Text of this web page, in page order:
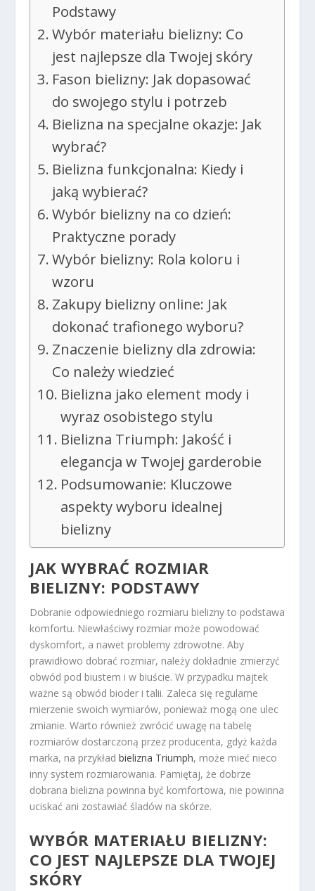
Podstawy
Wybór materiału bielizny: Co
jest najlepsze dla Twojej skóry
Fason bielizny: Jak dopasować
do swojego stylu i potrzeb
Bielizna na specjalne okazje: Jak
wybrać?
Bielizna funkcjonalna: Kiedy i
jaką wybierać?
Wybór bielizny na co dzień:
Praktyczne porady
Wybór bielizny: Rola koloru i
wzoru
Zakupy bielizny online: Jak
dokonać trafionego wyboru?
Znaczenie bielizny dla zdrowia:
Co należy wiedzieć
Bielizna jako element mody i
wyraz osobistego stylu
Bielizna Triumph: Jakość i
elegancja w Twojej garderobie
Podsumowanie: Kluczowe
aspekty wyboru idealnej
bielizny
JAK WYBRAĆ ROZMIAR
BIELIZNY: PODSTAWY
Dobranie odpowiedniego rozmiaru bielizny to podstawa
komfortu. Niewłaściwy rozmiar może powodować
dyskomfort, a nawet problemy zdrowotne. Aby
prawidłowo dobrać rozmiar, należy dokładnie zmierzyć
obwód pod biustem i w biuście. W przypadku majtek
ważne są obwód bioder i talii. Zaleca się regularne
mierzenie swoich wymiarów, ponieważ mogą one ulec
zmianie. Warto również zwrócić uwagę na tabelę
rozmiarów dostarczoną przez producenta, gdyż każda
marka, na przykładbielizna Triumph, może mieć nieco
inny system rozmiarowania. Pamiętaj, że dobrze
dobrana bielizna powinna być komfortowa, nie powinna
uciskać ani zostawiać śladów na skórze.
WYBÓR MATERIAŁU BIELIZNY:
CO JEST NAJLEPSZE DLA TWOJEJ
SKÓRY